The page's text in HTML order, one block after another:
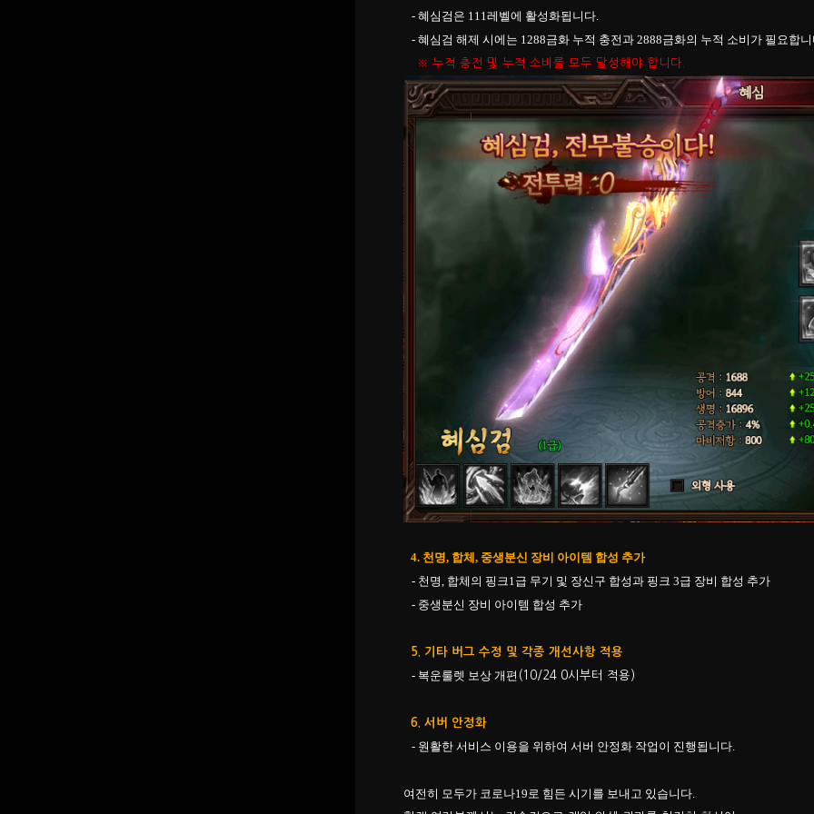
- 혜심검은 111레벨에 활성화됩니다.
- 혜심검 해제 시에는 1288금화 누적 충전과 2888금화의 누적 소비가 필요합
※ 누적 충전 및 누적 소비를 모두 달성해야 합니다.
4. 천명, 합체, 중생분신 장비 아이템 합성 추가
- 천명, 합체의 핑크1급 무기 및 장신구 합성과 핑크 3급 장비 합성 추가
- 중생분신 장비 아이템 합성 추가
​5. 기타 버그 수정 및 각종 개선사항 적용
- 복운룰렛 보상 개편 ​( 10/24 0시부터 적용)
​6. 서버 안정화
- 원활한 서비스 이용을 위하여 서버 안정화 작업이 진행됩니다.
여전히 모두가 코로나19로 힘든 시기를 보내고 있습니다.